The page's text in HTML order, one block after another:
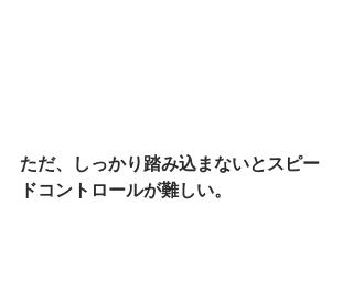
ただ、しっかり踏み込まないとスピー
ドコントロールが難しい。